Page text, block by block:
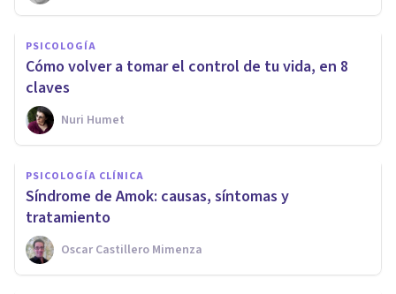
PSICOLOGÍA
Cómo volver a tomar el control de tu vida, en 8
claves
Nuri Humet
PSICOLOGÍA CLÍNICA
​Síndrome de Amok: causas, síntomas y
tratamiento
Oscar Castillero Mimenza